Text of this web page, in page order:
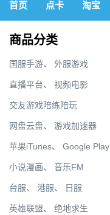
首页 点卡 淘宝
商品分类
国服手游、 外服游戏
直播平台、 视频电影
交友游戏陪练陪玩
网盘云盘、 游戏加速器
苹果iTunes、 Google Play
小说漫画、 音乐FM
台服、 港服、 日服
英雄联盟、 绝地求生